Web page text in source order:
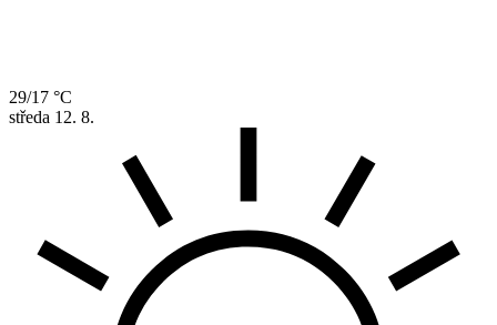
29/17 °C
středa 12. 8.